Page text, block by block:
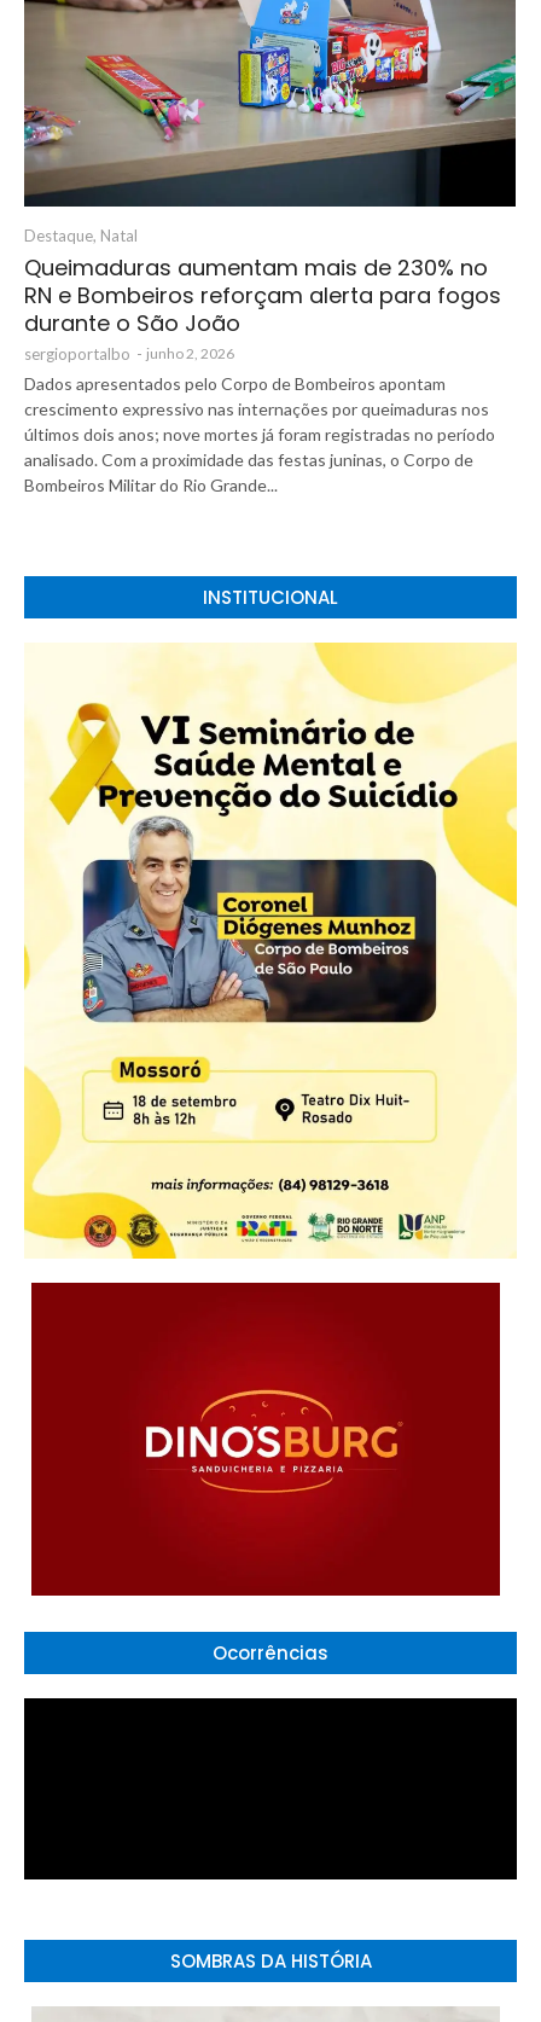
Destaque, Natal
Queimaduras aumentam mais de 230% no
RN e Bombeiros reforçam alerta para fogos
durante o São João
sergioportalbo - junho 2, 2026
Dados apresentados pelo Corpo de Bombeiros apontam
crescimento expressivo nas internações por queimaduras nos
últimos dois anos; nove mortes já foram registradas no período
analisado. Com a proximidade das festas juninas, o Corpo de
Bombeiros Militar do Rio Grande...
INSTITUCIONAL
Ocorrências
SOMBRAS DA HISTÓRIA